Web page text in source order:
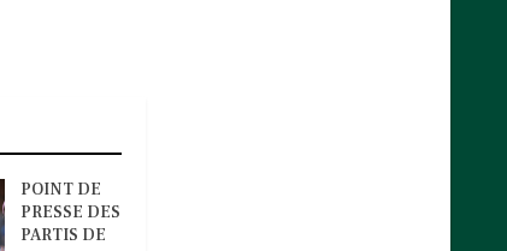
POINT DE
PRESSE DES
PARTIS DE